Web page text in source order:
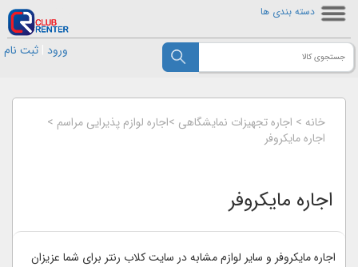
دسته بندی ها
ورود ثبت نام
خانه > اجاره تجهیزات نمایشگاهی >اجاره لوازم پذیرایی مراسم >
اجاره مایکروفر
اجاره مایکروفر
اجاره مایکروفر و سایر لوازم مشابه در سایت کلاب رنتر برای شما عزیزان